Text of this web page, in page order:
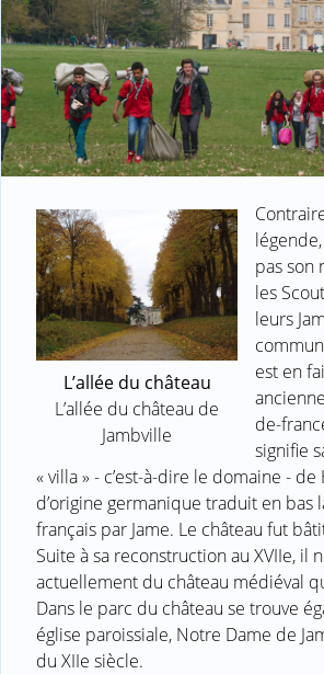
L’allée du château
L’allée du château de
Jambville
pas son
les
leurs
est en
de-
signifie
« villa » - c’est-à-dire le domaine -
d’origine germanique traduit en bas
français par Jame. Le château fut
Suite à sa reconstruction au XVIIe, il
actuellement du château médiéval
Dans le parc du château se trouve
église paroissiale, Notre Dame de
du XIIe siècle.